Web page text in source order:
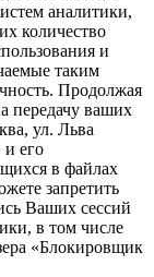
аналитики,
количество
и
таким
Продолжая
передачу ваших
ул. Льва
его
в файлах
запретить
Ваших сессий
в том числе
«Блокировщик